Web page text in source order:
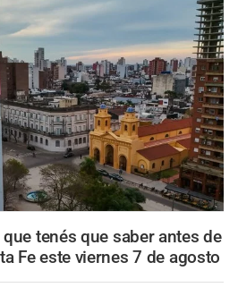
tenés que saber antes de
Fe este viernes 7 de agosto